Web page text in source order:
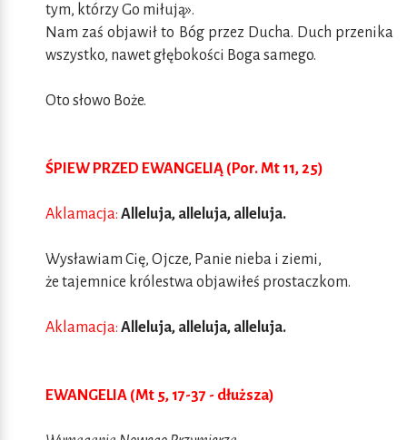
tym, którzy Go miłują».
Nam zaś objawił to Bóg przez Ducha. Duch przenika
wszystko, nawet głębokości Boga samego.
Oto słowo Boże.
ŚPIEW PRZED EWANGELIĄ (Por. Mt 11, 25)
Aklamacja: Alleluja, alleluja, alleluja.
Wysławiam Cię, Ojcze, Panie nieba i ziemi,
że tajemnice królestwa objawiłeś prostaczkom.
Aklamacja: Alleluja, alleluja, alleluja.
EWANGELIA (Mt 5, 17-37 - dłuższa)